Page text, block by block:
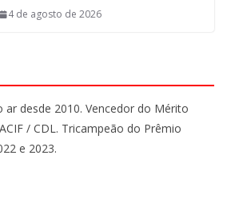
4 de agosto de 2026
desde 2010. Vencedor do Mérito
/ CDL. Tricampeão do Prêmio
e 2023.